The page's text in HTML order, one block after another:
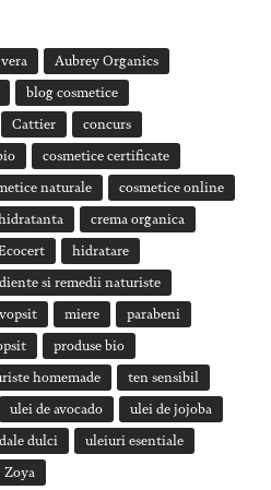
Aubrey Organics
blog cosmetice
Cattier concurs
cosmetice certificate
naturale cosmetice online
crema organica
hidratare
si remedii naturiste
miere parabeni
produse bio
homemade ten sensibil
ulei de avocado ulei de jojoba
dulci uleiuri esentiale
Zoya